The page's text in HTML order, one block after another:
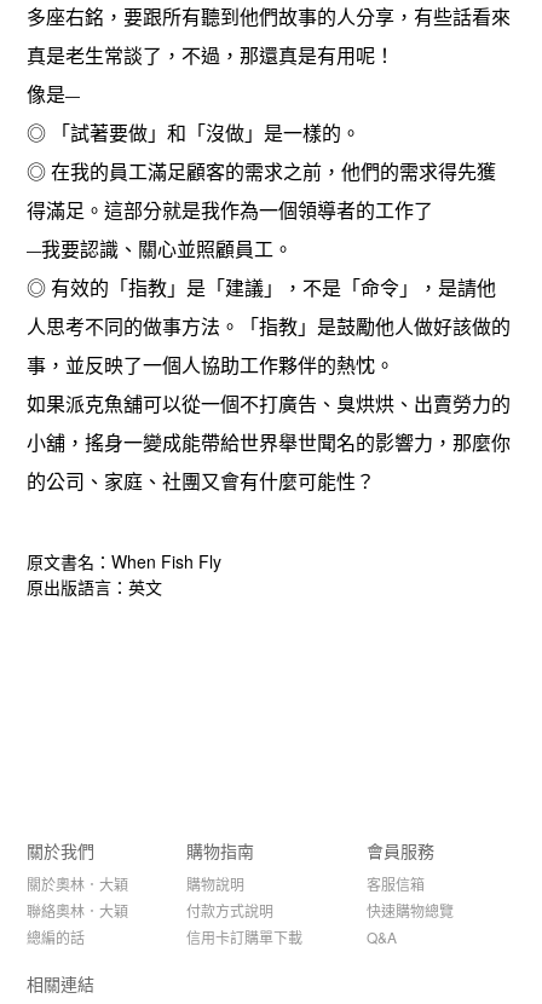
多座右銘，要跟所有聽到他們故事的人分享，有些話看來
真是老生常談了，不過，那還真是有用呢！
像是—
◎ 「試著要做」和「沒做」是一樣的。
◎ 在我的員工滿足顧客的需求之前，他們的需求得先獲
得滿足。這部分就是我作為一個領導者的工作了
—我要認識、關心並照顧員工。
◎ 有效的「指教」是「建議」，不是「命令」，是請他
人思考不同的做事方法。「指教」是鼓勵他人做好該做的
事，並反映了一個人協助工作夥伴的熱忱。
如果派克魚舖可以從一個不打廣告、臭烘烘、出賣勞力的
小舖，搖身一變成能帶給世界舉世聞名的影響力，那麼你
的公司、家庭、社團又會有什麼可能性？
原文書名：When Fish Fly
原出版語言：英文
關於我們
關於奧林．大穎
聯絡奧林．大穎
總編的話
購物指南
購物說明
付款方式說明
信用卡訂購單下載
會員服務
客服信箱
快速購物總覽
Q&A
相關連結